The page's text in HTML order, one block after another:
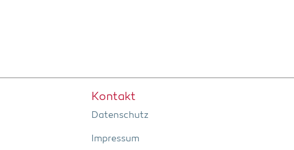
Kon­takt
Daten­schutz
Impres­sum